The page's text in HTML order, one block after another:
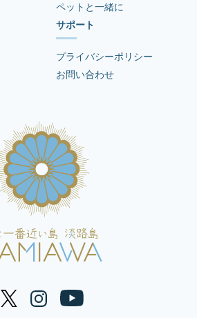
ペットと一緒に
サポート
プライバシーポリシー
お問い合わせ